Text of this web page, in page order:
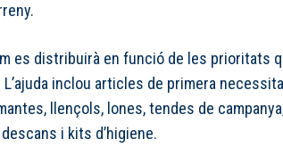
es distribuirà en funció de les prioritats
L’ajuda inclou articles de primera
llençols, lones, tendes de
i kits d’higiene.